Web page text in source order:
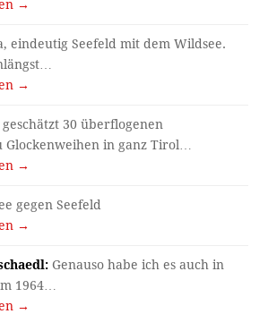
→
eindeutig Seefeld mit dem Wildsee.
→
geschätzt 30 überflogenen
Glockenweihen in ganz Tirol…
→
gegen Seefeld
→
Genauso habe ich es auch in
1964…
→